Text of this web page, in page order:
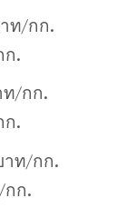
ท/กก.
ก.
ท/กก.
ก.
าท/กก.
กก.